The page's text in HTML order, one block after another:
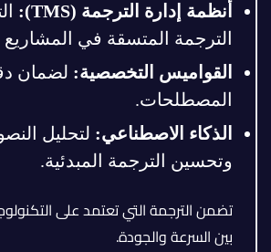
أنظمة إدارة الترجمة (TMS):
الترجمة المتسقة في المشاريع
القواميس التخصصية: لضمان
المصطلحات.
الذكاء الاصطناعي: لتحليل
وتحسين الترجمة المبدئية.
تضمن الترجمة التي تعتمد على
بين السرعة والجودة.